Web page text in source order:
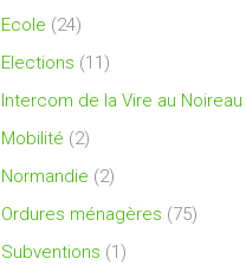
Ecole (24)
Elections (11)
Intercom de la Vire au Noireau
Mobilité (2)
Normandie (2)
Ordures ménagères (75)
Subventions (1)